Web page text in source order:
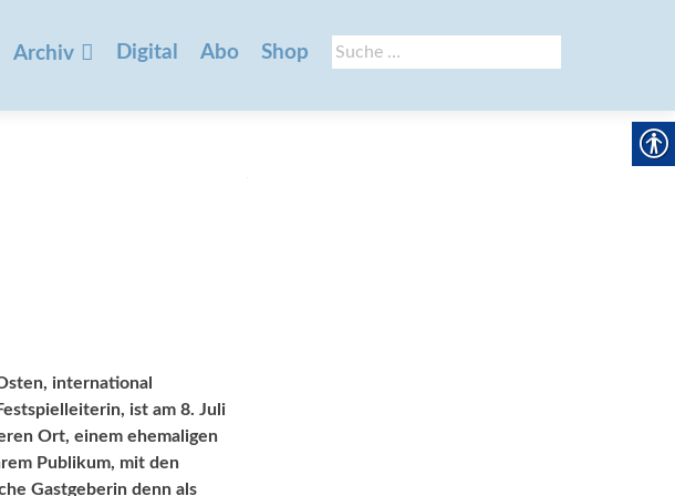
Suche
nach:
Archiv Digital Abo Shop
international
ist am 8. Juli
Ort, einem ehemaligen
Publikum, mit den
Gastgeberin denn als